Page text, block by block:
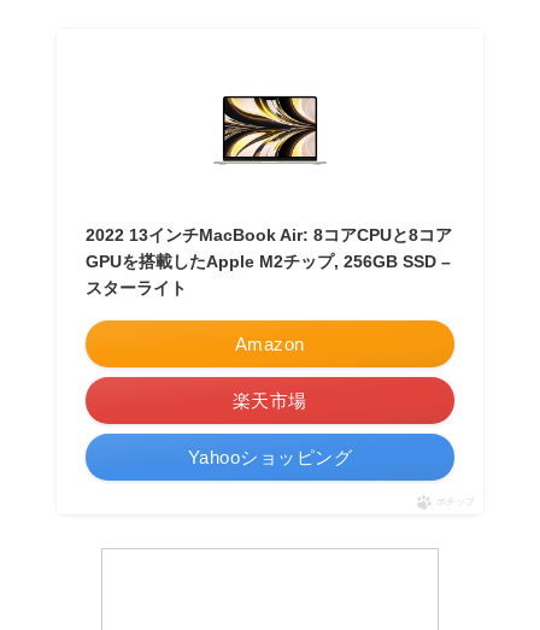
2022 13インチMacBook Air: 8コアCPUと8コア
GPUを搭載したApple M2チップ, 256GB SSD –
スターライト
Amazon
楽天市場
Yahooショッピング
ポチップ